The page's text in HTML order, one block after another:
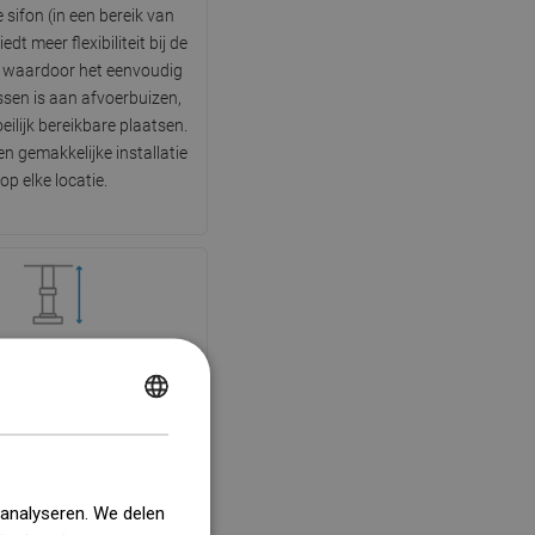
sifon (in een bereik van
meer flexibiliteit bij de
het eenvoudig
is aan afvoerbuizen,
bereikbare plaatsen.
gemakkelijke installatie
op elke locatie.
te stellen op een
We delen